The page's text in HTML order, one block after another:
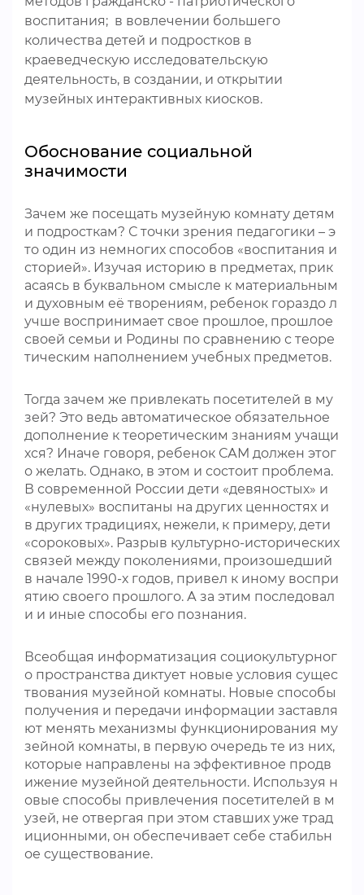
воспитания; в вовлечении большего
количества детей и подростков в
краеведческую исследовательскую
деятельность, в создании, и открытии
музейных интерактивных киосков.
Обоснование социальной
значимости
Зачем же посещать музейную комнату детям
и подросткам? С точки зрения педагогики – э
то один из немногих способов «воспитания и
сторией». Изучая историю в предметах, прик
асаясь в буквальном смысле к материальным
и духовным её творениям, ребенок гораздо л
учше воспринимает свое прошлое, прошлое
своей семьи и Родины по сравнению с теоре
тическим наполнением учебных предметов.
Тогда зачем же привлекать посетителей в му
зей? Это ведь автоматическое обязательное
дополнение к теоретическим знаниям учащи
хся? Иначе говоря, ребенок САМ должен этог
о желать. Однако, в этом и состоит проблема.
В современной России дети «девяностых» и
«нулевых» воспитаны на других ценностях и
в других традициях, нежели, к примеру, дети
«сороковых». Разрыв культурно-исторических
связей между поколениями, произошедший
в начале 1990-х годов, привел к иному воспри
ятию своего прошлого. А за этим последовал
и и иные способы его познания.
Всеобщая информатизация социокультурног
о пространства диктует новые условия сущес
твования музейной комнаты. Новые способы
получения и передачи информации заставля
ют менять механизмы функционирования му
зейной комнаты, в первую очередь те из них,
которые направлены на эффективное продв
ижение музейной деятельности. Используя н
овые способы привлечения посетителей в м
узей, не отвергая при этом ставших уже трад
иционными, он обеспечивает себе стабильн
ое существование.